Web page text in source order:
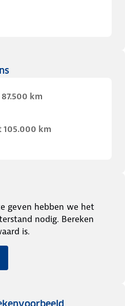
km
105.000 km
geven hebben we het
nodig. Bereken
is.